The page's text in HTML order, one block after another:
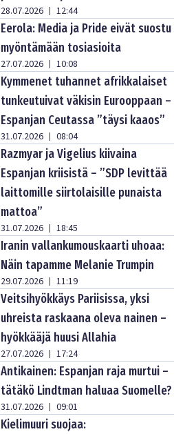
28.07.2026 | 12:44
Eerola: Media ja Pride eivät suostu
myöntämään tosiasioita
27.07.2026 | 10:08
Kymmenet tuhannet afrikkalaiset
tunkeutuivat väkisin Eurooppaan –
Espanjan Ceutassa ”täysi kaaos”
31.07.2026 | 08:04
Razmyar ja Vigelius kiivaina
Espanjan kriisistä – ”SDP levittää
laittomille siirtolaisille punaista
mattoa”
31.07.2026 | 18:45
Iranin vallankumouskaarti uhoaa:
Näin tapamme Melanie Trumpin
29.07.2026 | 11:19
Veitsihyökkäys Pariisissa, yksi
uhreista raskaana oleva nainen –
hyökkääjä huusi Allahia
27.07.2026 | 17:24
Antikainen: Espanjan raja murtui –
tätäkö Lindtman haluaa Suomelle?
31.07.2026 | 09:01
Kielimuuri suojaa: